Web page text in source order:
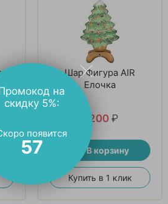
Шар Фигура AIR
Елочка
1 200 ₽
В корзину
Купить в 1 клик
на
скидку 5%:
появится
57